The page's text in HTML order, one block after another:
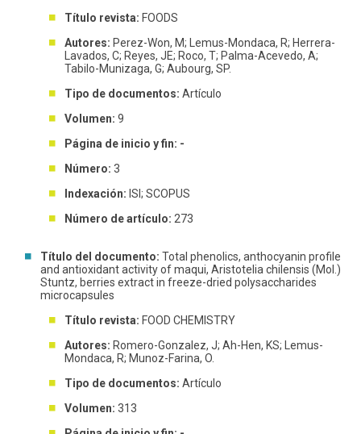
Título revista: FOODS
Autores: Perez-Won, M; Lemus-Mondaca, R; Herrera-
Lavados, C; Reyes, JE; Roco, T; Palma-Acevedo, A;
Tabilo-Munizaga, G; Aubourg, SP.
Tipo de documentos: Artículo
Volumen: 9
Página de inicio y fin: -
Número: 3
Indexación: ISI; SCOPUS
Número de artículo: 273
Título del documento: Total phenolics, anthocyanin profile
and antioxidant activity of maqui, Aristotelia chilensis (Mol.)
Stuntz, berries extract in freeze-dried polysaccharides
microcapsules
Título revista: FOOD CHEMISTRY
Autores: Romero-Gonzalez, J; Ah-Hen, KS; Lemus-
Mondaca, R; Munoz-Farina, O.
Tipo de documentos: Artículo
Volumen: 313